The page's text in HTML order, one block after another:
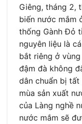
Giêng, tháng 2,
biến nước mắm
thống Gành Đỏ
nguyên liệu là
bắt riêng ở
đậm đà không
dân chuẩn bị
mùa sản xuất
của Làng nghề
nước mắm sẽ